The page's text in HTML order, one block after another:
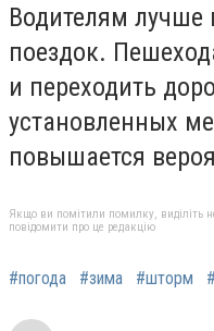
Водителям лучше
поездок.
и переходить
установленных
повышается
Якщо ви помітили помилку, виділіть
повідомити про це редакцію
#погода #зима #шторм